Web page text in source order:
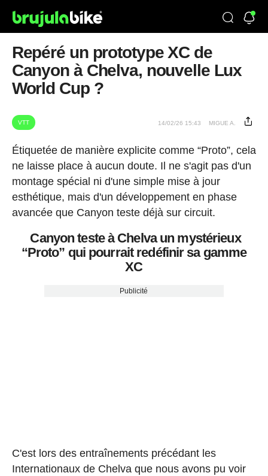
Repéré un prototype XC de
Canyon à Chelva, nouvelle Lux
World Cup ?
VTT 14/02/26 15:43 MIGUE A.
Étiquetée de manière explicite comme “Proto”, cela
ne laisse place à aucun doute. Il ne s'agit pas d'un
montage spécial ni d'une simple mise à jour
esthétique, mais d'un développement en phase
avancée que Canyon teste déjà sur circuit.
Canyon teste à Chelva un mystérieux
“Proto” qui pourrait redéfinir sa gamme
XC
Publicité
C'est lors des entraînements précédant les
Internationaux de Chelva que nous avons pu voir